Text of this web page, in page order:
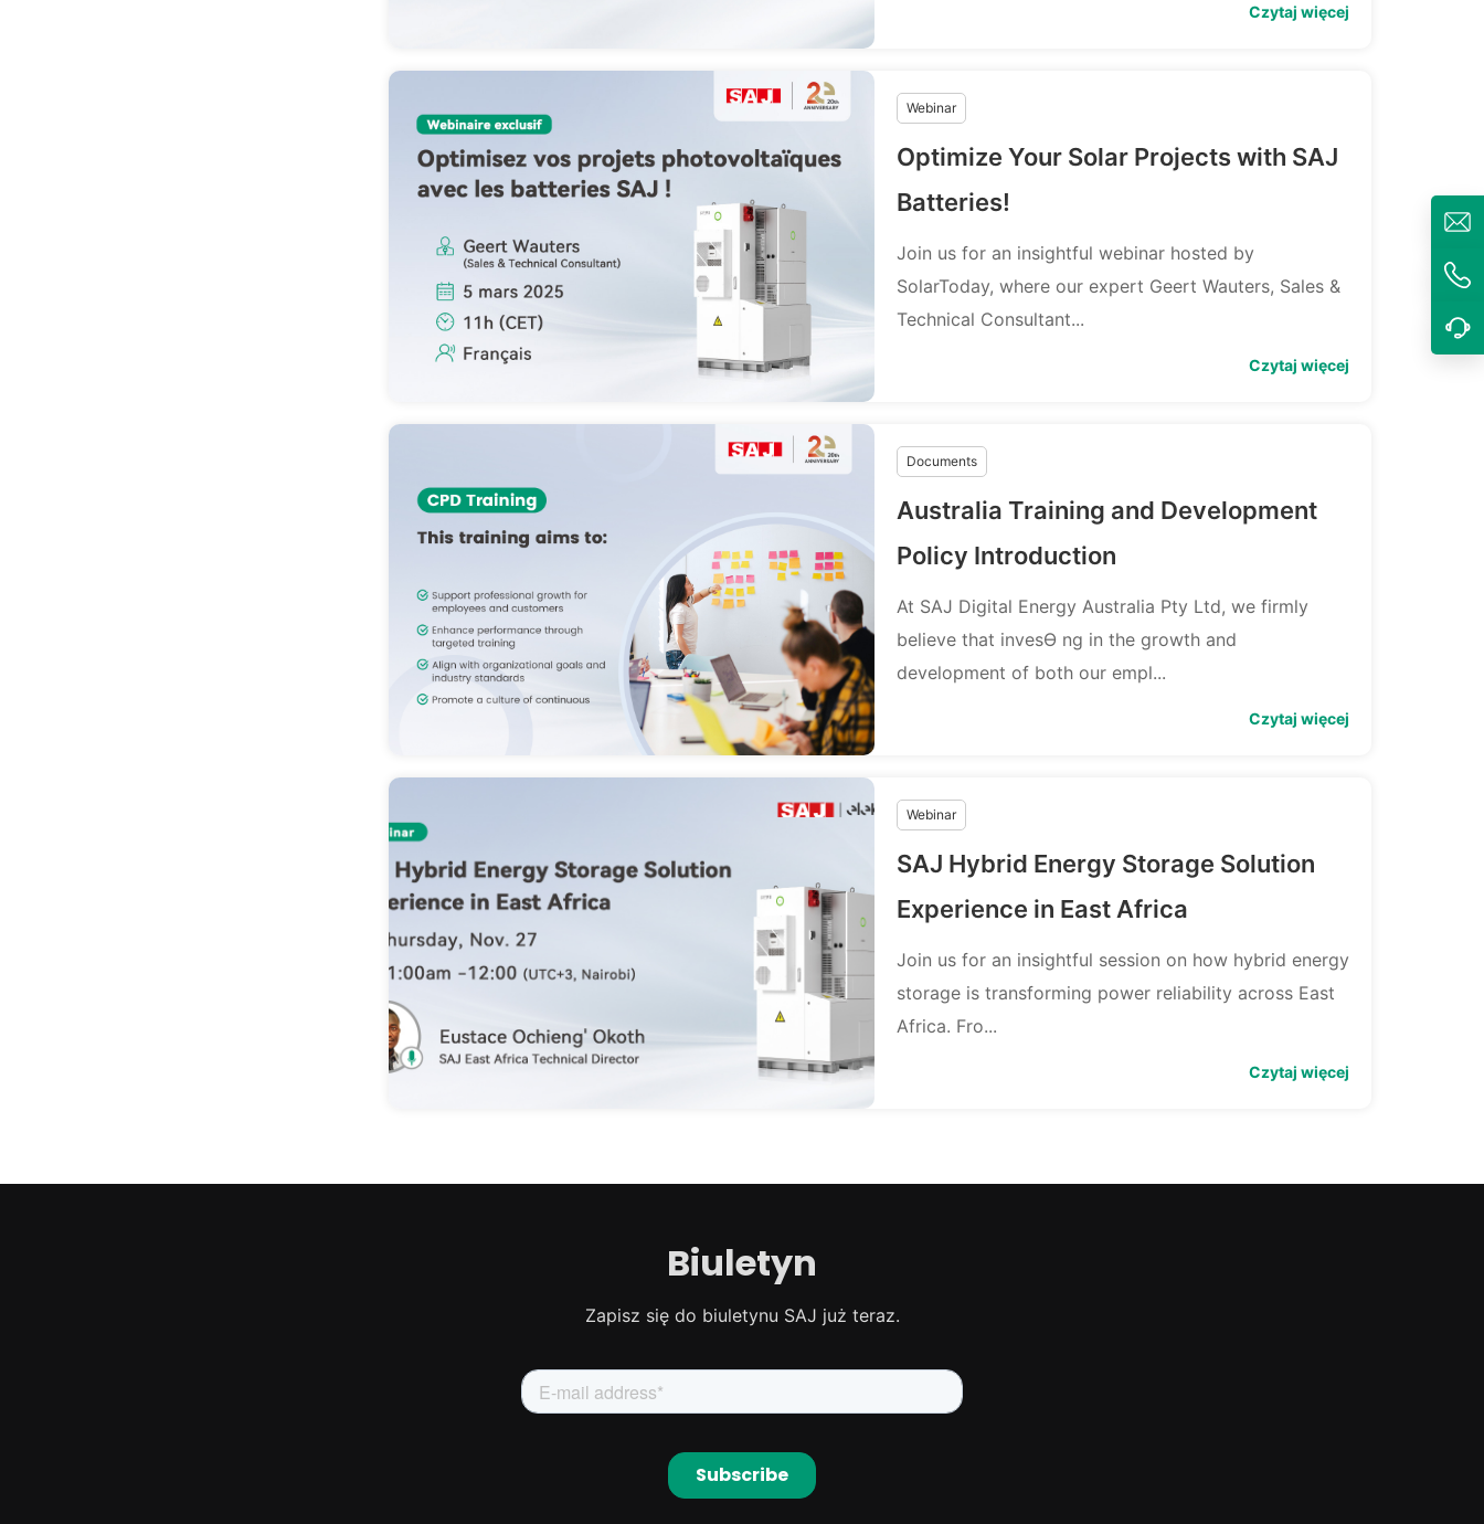
Czytaj więcej
Webinar
Optimize Your Solar Projects with SAJ
Batteries!
Join us for an insightful webinar hosted by
SolarToday, where our expert Geert Wauters, Sales &
Technical Consultant...
Czytaj więcej
Documents
Australia Training and Development
Policy Introduction
At SAJ Digital Energy Australia Pty Ltd, we firmly
believe that invesƟ ng in the growth and
development of both our empl...
Czytaj więcej
Webinar
SAJ Hybrid Energy Storage Solution
Experience in East Africa
Join us for an insightful session on how hybrid energy
storage is transforming power reliability across East
Africa. Fro...
Czytaj więcej
Biuletyn
Zapisz się do biuletynu SAJ już teraz.